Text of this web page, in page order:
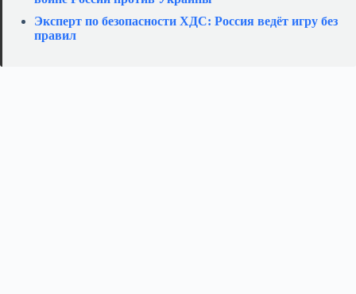
Эксперт по безопасности ХДС: Россия ведёт игру без
правил